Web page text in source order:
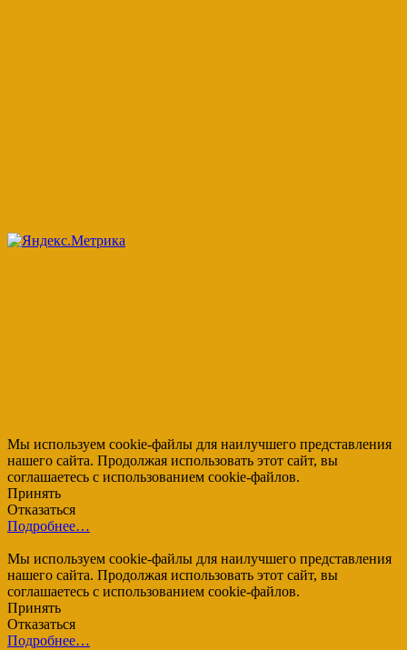
Мы используем cookie-файлы для наилучшего представления
нашего сайта. Продолжая использовать этот сайт, вы
соглашаетесь с использованием cookie-файлов.
Принять
Отказаться
Подробнее…
Мы используем cookie-файлы для наилучшего представления
нашего сайта. Продолжая использовать этот сайт, вы
соглашаетесь с использованием cookie-файлов.
Принять
Отказаться
Подробнее…